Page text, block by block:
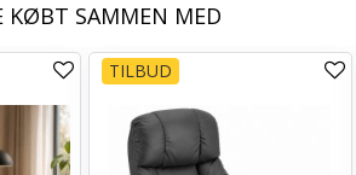
KØBT SAMMEN MED
TILBUD